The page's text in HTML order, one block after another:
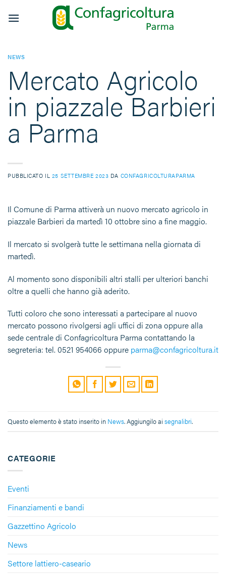
CATEGORIE
Eventi
Finanziamenti e bandi
Gazzettino Agricolo
News
Settore lattiero-caseario
NEWS
Mercato Agricolo
in piazzale Barbieri
a Parma
PUBBLICATO IL 25 SETTEMBRE 2023 DA CONFAGRICOLTURAPARMA
Il Comune di Parma attiverà un nuovo mercato agricolo in
piazzale Barbieri da martedì 10 ottobre sino a fine maggio.
Il mercato si svolgerà tutte le settimana nella giornata di
martedì.
Al momento sono disponibili altri stalli per ulteriori banchi
oltre a quelli che hanno già aderito.
Tutti coloro che sono interessati a partecipare al nuovo
mercato possono rivolgersi agli uffici di zona oppure alla
sede centrale di Confagricoltura Parma contattando la
segreteria: tel. 0521 954066 oppure parma@confagricoltura.it
Questo elemento è stato inserito in News. Aggiungilo ai segnalibri.